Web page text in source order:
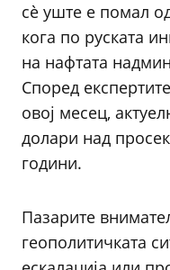
сè уште е помал
кога по руската
на нафтата
Според
овој месец,
долари над
години.
Пазарите
геополитичката